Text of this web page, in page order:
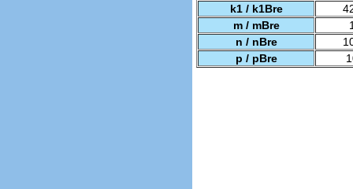
k1 / k1Bre
m / mBre
n / nBre
p / pBre